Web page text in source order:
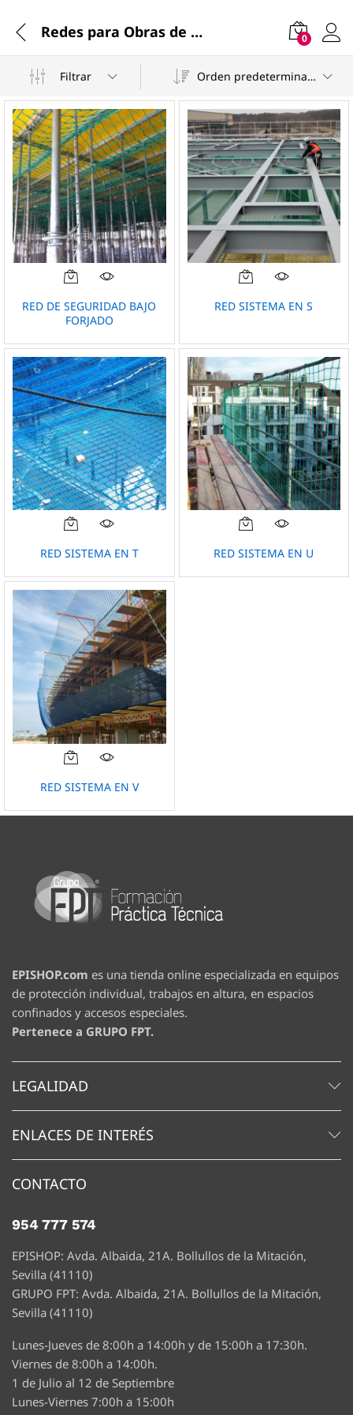
Redes para Obras de Construcción 0
Filtrar Orden predeterminado
RED DE SEGURIDAD BAJO
FORJADO
RED SISTEMA EN S
RED SISTEMA EN T RED SISTEMA EN U
RED SISTEMA EN V
EPISHOP.com es una tienda online especializada en equipos
de protección individual, trabajos en altura, en espacios
confinados y accesos especiales.
Pertenece a GRUPO FPT.
LEGALIDAD
ENLACES DE INTERÉS
CONTACTO
954 777 574
EPISHOP: Avda. Albaida, 21A. Bollullos de la Mitación,
Sevilla (41110)
GRUPO FPT: Avda. Albaida, 21A. Bollullos de la Mitación,
Sevilla (41110)
Lunes-Jueves de 8:00h a 14:00h y de 15:00h a 17:30h.
Viernes de 8:00h a 14:00h.
1 de Julio al 12 de Septiembre
Lunes-Viernes 7:00h a 15:00h